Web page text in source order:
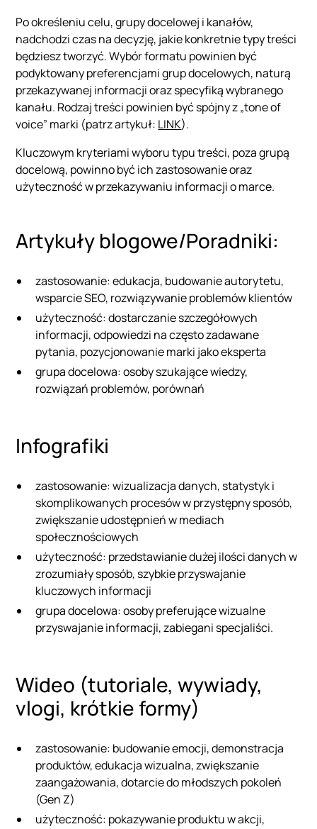
Po określeniu celu, grupy docelowej i kanałów,
nadchodzi czas na decyzję, jakie konkretnie typy treści
będziesz tworzyć. Wybór formatu powinien być
podyktowany preferencjami grup docelowych, naturą
przekazywanej informacji oraz specyfiką wybranego
kanału. Rodzaj treści powinien być spójny z „tone of
voice” marki (patrz artykuł: LINK).
Kluczowym kryteriami wyboru typu treści, poza grupą
docelową, powinno być ich zastosowanie oraz
użyteczność w przekazywaniu informacji o marce.
Artykuły blogowe/Poradniki:
zastosowanie: edukacja, budowanie autorytetu,
wsparcie SEO, rozwiązywanie problemów klientów
użyteczność: dostarczanie szczegółowych
informacji, odpowiedzi na często zadawane
pytania, pozycjonowanie marki jako eksperta
grupa docelowa: osoby szukające wiedzy,
rozwiązań problemów, porównań
Infografiki
zastosowanie: wizualizacja danych, statystyk i
skomplikowanych procesów w przystępny sposób,
zwiększanie udostępnień w mediach
społecznościowych
użyteczność: przedstawianie dużej ilości danych w
zrozumiały sposób, szybkie przyswajanie
kluczowych informacji
grupa docelowa: osoby preferujące wizualne
przyswajanie informacji, zabiegani specjaliści.
Wideo (tutoriale, wywiady,
vlogi, krótkie formy)
zastosowanie: budowanie emocji, demonstracja
produktów, edukacja wizualna, zwiększanie
zaangażowania, dotarcie do młodszych pokoleń
(Gen Z)
użyteczność: pokazywanie produktu w akcji,